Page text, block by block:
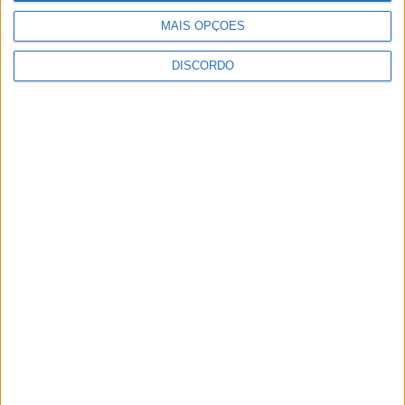
MAIS OPÇÕES
DISCORDO
7 de Agosto, 2026